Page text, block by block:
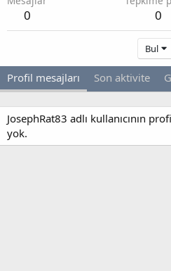
0 0
Bul
Profil mesajları Son aktivite
JosephRat83 adlı kullanıcının
yok.